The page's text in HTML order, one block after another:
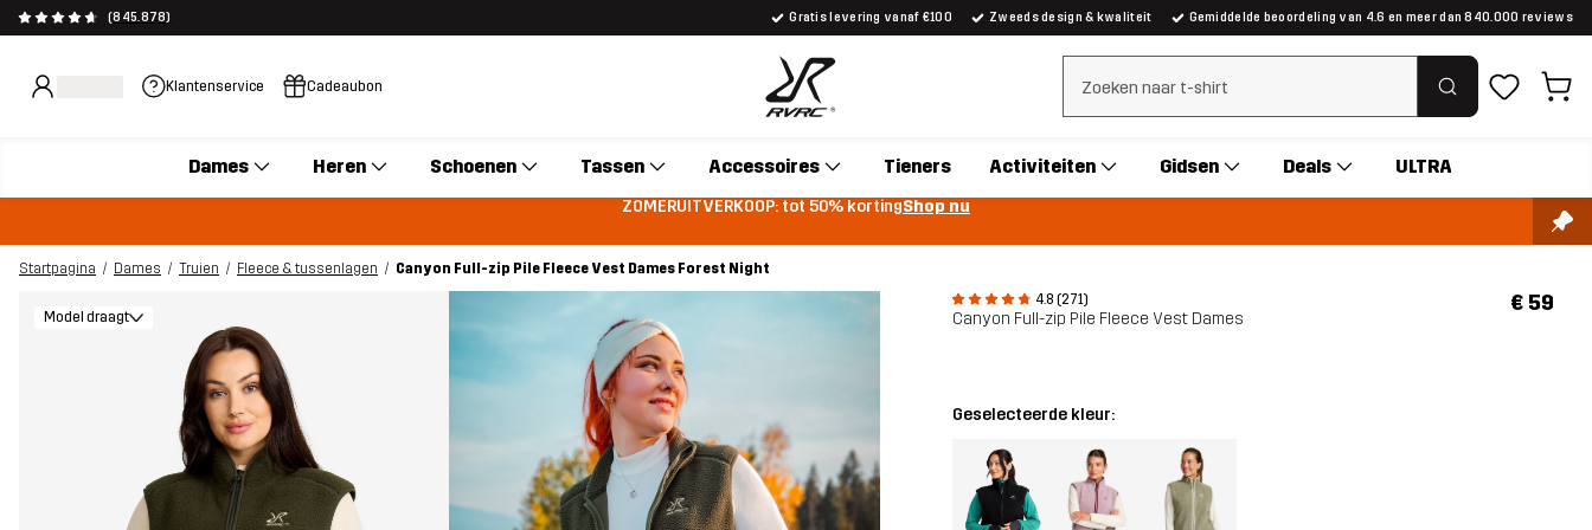
(845.878) Gratis levering vanaf €100 Zweeds design & kwaliteit Gemiddelde beoordeling van 4.6 en meer dan 840.000 reviews
Klantenservice Cadeaubon Zoeken wissen
Dames Heren Schoenen Tassen Accessoires Tieners Activiteiten Gidsen Deals ULTRA
ZOMERUITVERKOOP: tot 50% kortingShop nu
Startpagina Dames Truien Fleece & tussenlagen
Canyon Full-zip Pile Fleece Vest Dames Forest Night
4.8 (271)
Canyon Full-zip Pile Fleece Vest Dames
€ 59
Model draagt
Geselecteerde kleur: